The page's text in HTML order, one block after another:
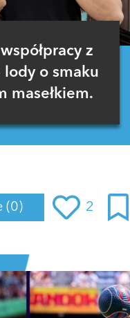
z
lody o smaku
masełkiem.
(0) 2